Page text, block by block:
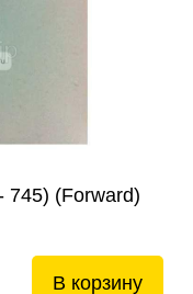
745) (Forward)
В корзину